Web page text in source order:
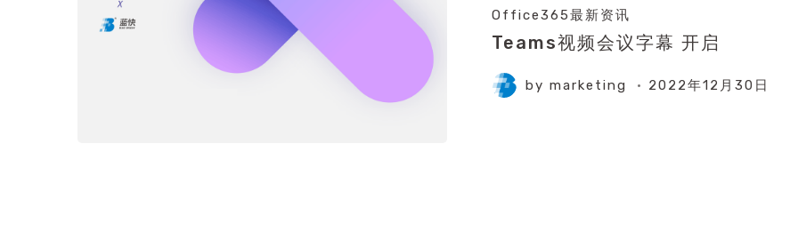
Office365最新资讯
Teams视频会议字幕 开启
by marketing 2022年12月30日